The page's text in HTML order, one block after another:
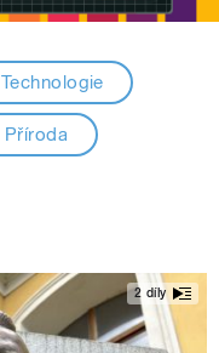
Technologie
Příroda
2 díly